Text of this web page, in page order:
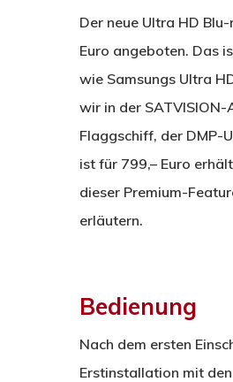
Der neue Ultra HD
Euro angeboten. Das
wie Samsungs Ultra
wir in der
Flaggschiff, der DMP-
ist für 799,– Euro
dieser Premium-
erläutern.
Bedienung
Nach dem ersten
Erstinstallation mit